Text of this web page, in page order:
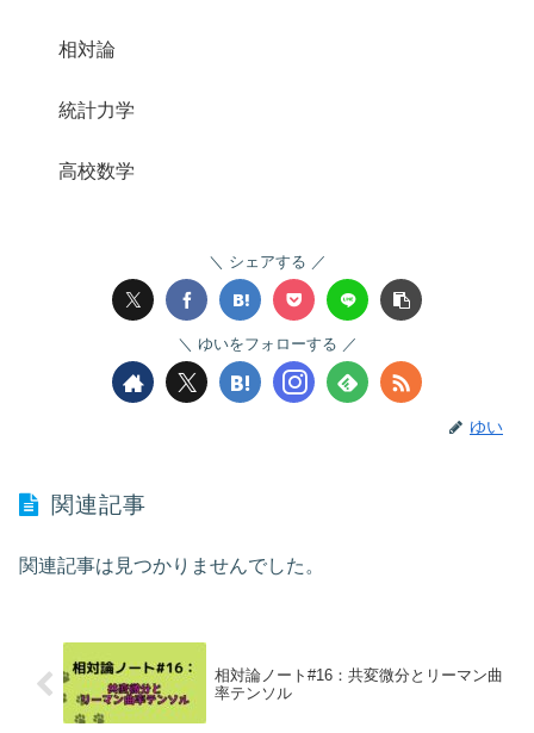
相対論
統計力学
高校数学
シェアする
ゆいをフォローする
ゆい
関連記事
関連記事は見つかりませんでした。
相対論ノート#16：共変微分とリーマン曲
率テンソル